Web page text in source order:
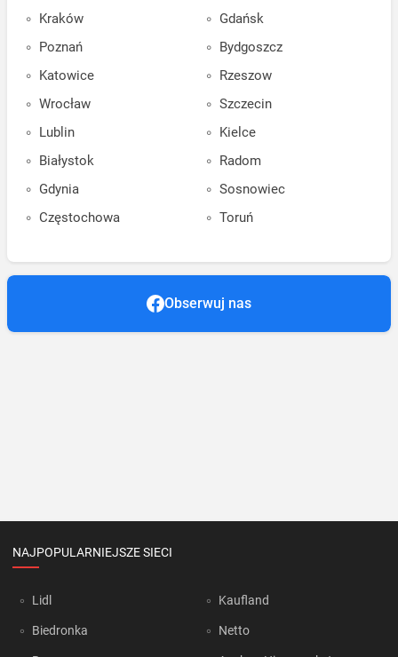
Kraków
Poznań
Katowice
Wrocław
Lublin
Białystok
Gdynia
Częstochowa
Gdańsk
Bydgoszcz
Rzeszow
Szczecin
Kielce
Radom
Sosnowiec
Toruń
Obserwuj nas
NAJPOPULARNIEJSZE SIECI
Lidl
Biedronka
Kaufland
Netto